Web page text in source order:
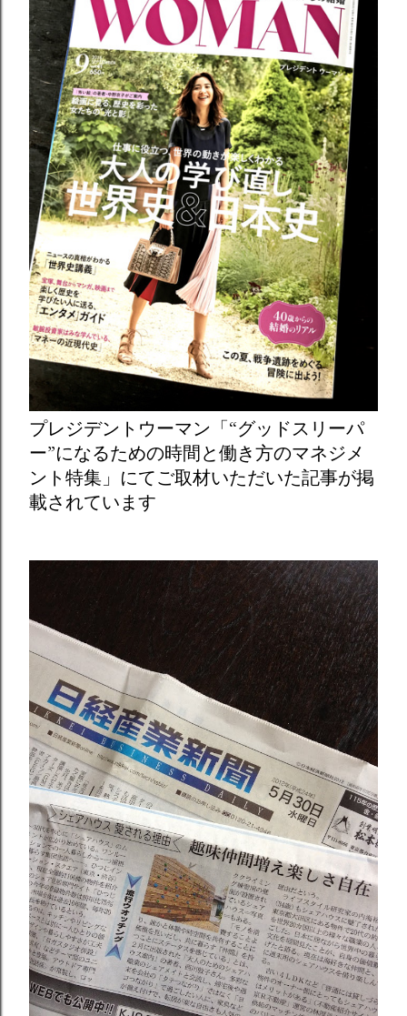
プレジデントウーマン「“グッドスリーパ
ー”になるための時間と働き方のマネジメ
ント特集」にてご取材いただいた記事が掲
載されています